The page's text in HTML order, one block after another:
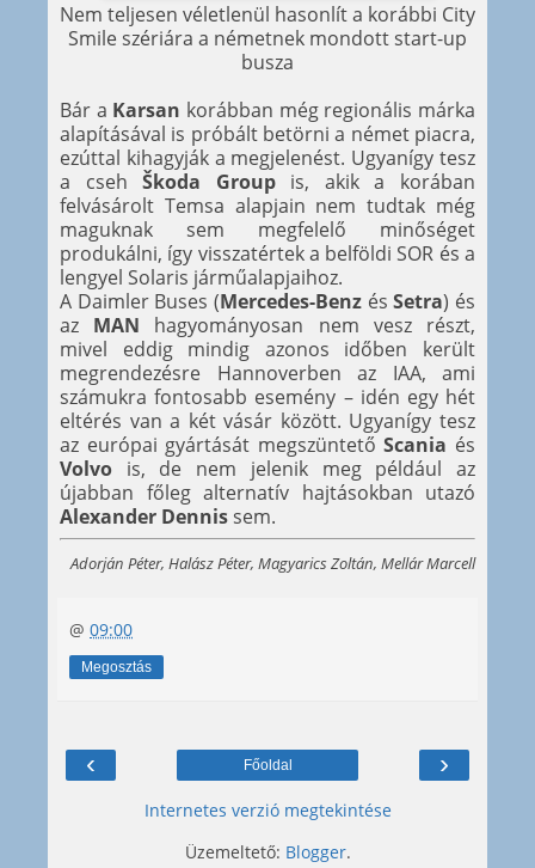
Nem teljesen véletlenül hasonlít a korábbi City
Smile szériára a németnek mondott start-up
busza
Bár a Karsan korábban még regionális márka
alapításával is próbált betörni a német piacra,
ezúttal kihagyják a megjelenést. Ugyanígy tesz
a csehŠkoda Groupis, akik a korában
felvásárolt Temsa alapjain nem tudtak még
maguknak sem megfelelő minőséget
produkálni, így visszatértek a belföldi SOR és a
lengyel Solaris járműalapjaihoz.
A Daimler Buses (Mercedes-Benz ésSetra) és
az MAN hagyományosan nem vesz részt,
mivel eddig mindig azonos időben került
megrendezésre Hannoverben az IAA, ami
számukra fontosabb esemény – idén egy hét
eltérés van a két vásár között. Ugyanígy tesz
az európai gyártását megszüntetőScania és
Volvo is, de nem jelenik meg például az
újabban főleg alternatív hajtásokban utazó
Alexander Dennissem.
Adorján Péter, Halász Péter, Magyarics Zoltán, Mellár Marcell
@ 09:00
Megosztás
‹ ›
Főoldal
Internetes verzió megtekintése
Üzemeltető: Blogger.